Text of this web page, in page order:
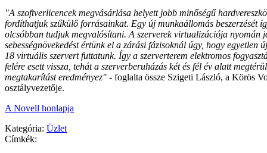
"A szoftverlicencek megvásárlása helyett jobb minőségű
fordíthatjuk szűkülő forrásainkat. Egy új munkaállomás beszerzését
olcsóbban tudjuk megvalósítani. A szerverek virtualizációja nyomán
sebességnövekedést értünk el a zárási fázisoknál úgy, hogy egyetlen
18 virtuális szervert futtatunk. Így a szerverterem elektromos
felére esett vissza, tehát a szerverberuházás két és fél év alatt
megtakarítást eredményez" - foglalta össze Szigeti László, a Körös
osztályvezetője.
A Novell honlapja
Kategória: Üzlet
Címkék: